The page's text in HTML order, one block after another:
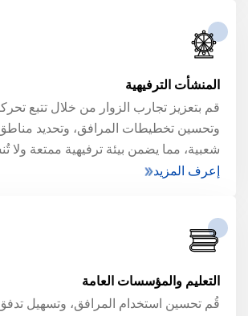
المنشأت الترفيهية
قم بتعزيز تجارب الزوار من خلال تتبع
وتحسين تخطيطات المرافق، وتحديد مناطق
شعبية، مما يضمن بيئة ترفيهية ممتعة ولا
إعرف المزيد
التعليم والمؤسسات العامة
قُم تحسين استخدام المرافق، وتسهيل